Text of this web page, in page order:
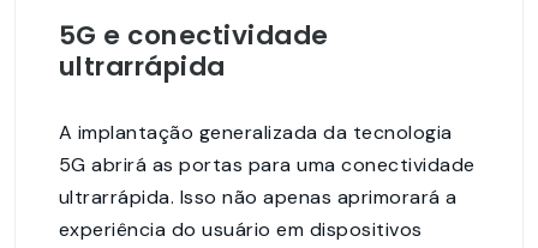
5G e conectividade
ultrarrápida
A implantação generalizada da tecnologia
5G abrirá as portas para uma conectividade
ultrarrápida. Isso não apenas aprimorará a
experiência do usuário em dispositivos